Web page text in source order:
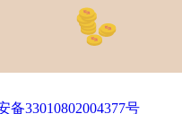
备33010802004377号